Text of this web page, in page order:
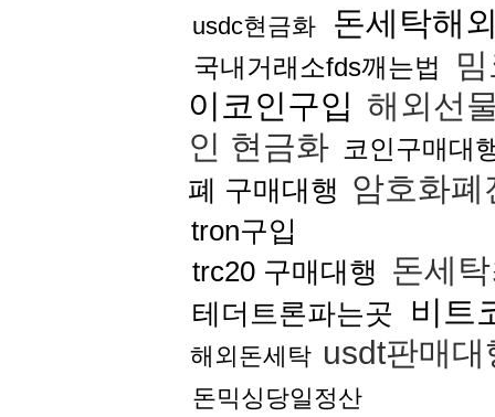
usdc현금화 돈세탁해
국내거래소fds깨는법
이코인구입 해외선
인 현금화 코인구매대
폐 구매대행 암호화
tron구입
trc20 구매대행 돈세
테더트론파는곳 비트
해외돈세탁 usdt판매대
돈믹싱당일정산